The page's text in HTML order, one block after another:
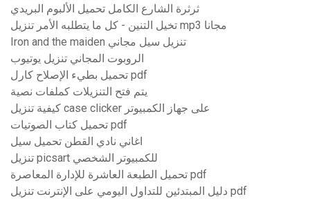
ثرثرة الشارع الكامل تحميل الألبوم البريدي
تخيل التنين - كل ما يتطلبه الأمر تنزيل mp3 مجانا
Iron and the maiden تنزيل سيل مجاني
الروبوت المجاني تنزيل يوتيوب
تحميل بطيء الإصلاح كارل pdf
يتم فتح التنزيلات كملفات نصية
كيفية تنزيل case clicker على جهاز الكمبيوتر
تحميل كتاب الصوتيات pdf
اغاني نادي القطن تحميل سيل
تنزيل picsart للكمبيوتر الشخصي
تحميل الطبعة العاشرة للإدارة المعاصرة pdf
دليل المبتدئين للتداول اليومي على الإنترنت تنزيل pdf